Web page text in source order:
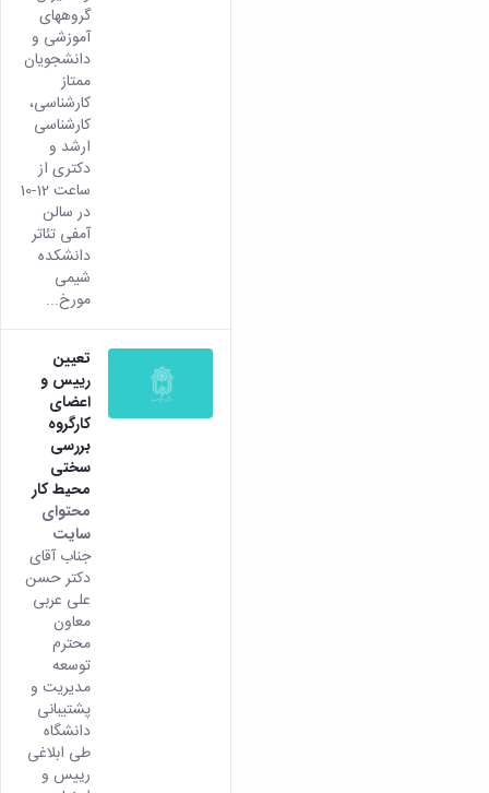
گروههای
آموزشی و
دانشجویان
ممتاز
کارشناسی،
کارشناسی
ارشد و
دکتری از
ساعت 12-10
در سالن
آمفی تئاتر
دانشکده
شیمی
مورخ...
تعیین
رییس و
اعضای
کارگروه
بررسی
سختی
محیط کار
محتوای
سایت
جناب آقای
دکتر حسن
علی عربی
معاون
محترم
توسعه
مدیریت و
پشتیبانی
دانشگاه
طی ابلاغی
رییس و